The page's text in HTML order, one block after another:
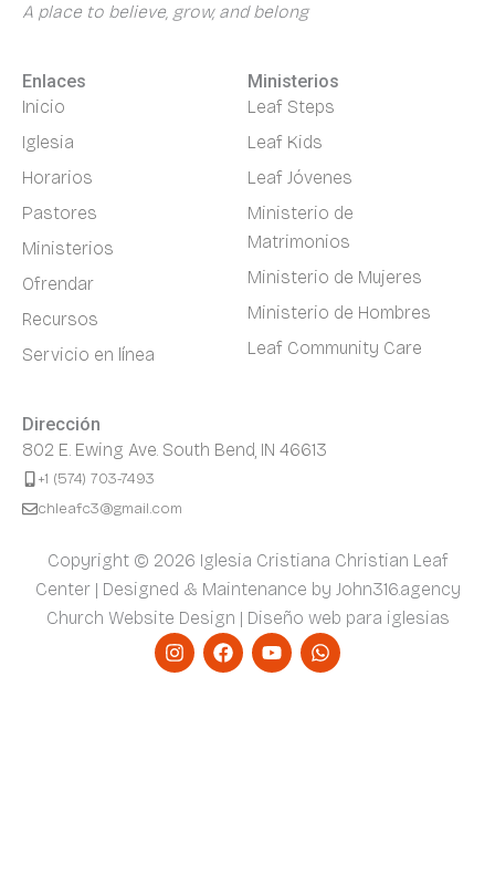
A place to believe, grow, and belong
Enlaces
Inicio
Iglesia
Horarios
Pastores
Ministerios
Ofrendar
Recursos
Servicio en línea
Ministerios
Leaf Steps
Leaf Kids
Leaf Jóvenes
Ministerio de
Matrimonios
Ministerio de Mujeres
Ministerio de Hombres
Leaf Community Care
Dirección
802 E. Ewing Ave. South Bend, IN 46613
+1 (574) 703-7493
chleafc3@gmail.com
Copyright © 2026 Iglesia Cristiana Christian Leaf
Center | Designed & Maintenance by John316.agency
Church Website Design | Diseño web para iglesias
I
n
s
F
a
c
Y
o
u
W
h
a